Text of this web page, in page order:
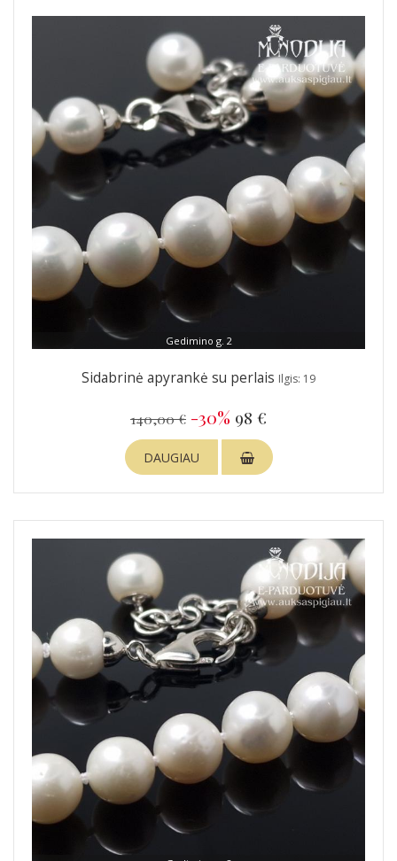
Gedimino g. 2
Sidabrinė apyrankė su perlais Ilgis: 19
140,00 € -30% 98 €
DAUGIAU